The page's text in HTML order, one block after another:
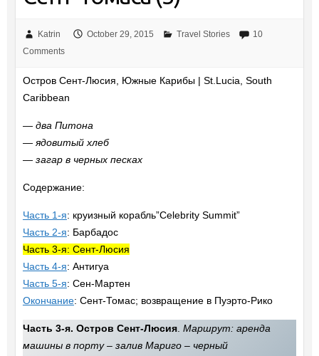
Katrin October 29, 2015 Travel Stories
10
Comments
Остров Сент-Люсия, Южные Карибы | St.Lucia, South
Caribbean
— два Питона
— ядовитый хлеб
— загар в черных песках
Содержание:
Часть 1-я: круизный корабль”Celebrity Summit”
Часть 2-я: Барбадос
Часть 3-я: Сент-Люсия
Часть 4-я: Антигуа
Часть 5-я: Сен-Мартен
Окончание: Сент-Томас; возвращение в Пуэрто-Рико
Часть 3-я. Остров Сент-Люсия. Маршрут: аренда
машины в порту – залив Мариго – черный